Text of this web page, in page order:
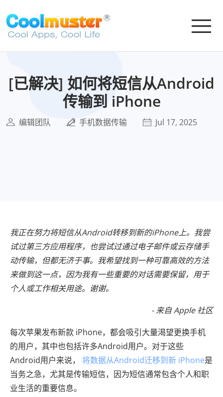
[已解决] 如何将短信从Android
传输到 iPhone
编辑团队 手机数据传输 Jul 17, 2025
我正在努力将短信从Android转移到新的iPhone上。我尝
试过第三方应用程序，也尝试过通过电子邮件或云存储手
动传输，但都无济于事。我希望找到一种可靠高效的方法
来做到这一点，因为我有一些重要的对话需要保留，用于
个人或工作相关用途。谢谢。
- 来自 Apple 社区
每次苹果发布新款 iPhone，都会吸引大量渴望更换手机
的用户，其中也包括许多Android用户。对于这些
Android用户来说， 将数据从Android迁移到新 iPhone是
当务之急，尤其是传输短信，因为短信通常包含个人和职
业生活的重要信息。